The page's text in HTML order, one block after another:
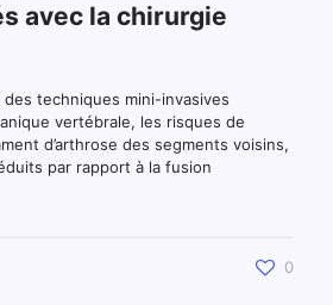
avec la chirurgie
techniques mini-invasives
vertébrale, les risques de
d’arthrose des segments voisins,
par rapport à la fusion
0